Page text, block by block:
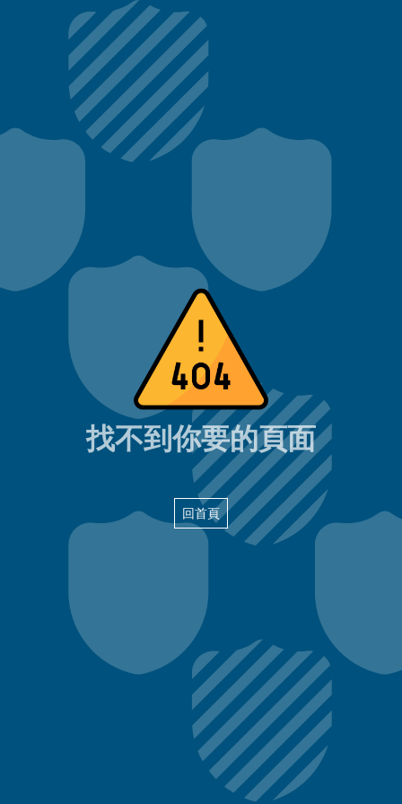
404頁面
找不到你要的頁面
回首頁